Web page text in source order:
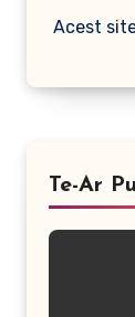
Acest
Te-Ar